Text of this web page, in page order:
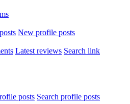
New profile posts
Latest reviews Search link
posts Search profile posts